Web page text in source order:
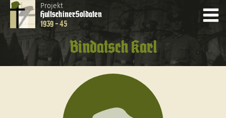
Projekt
HultschinerSoldaten
1939 - 45
Bindatsch Karl